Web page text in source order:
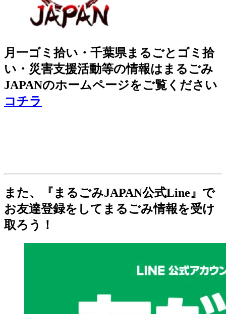
月一ゴミ拾い・千葉県まるごとゴミ拾
い・災害支援活動等の情報はまるごみ
JAPANのホームページをご覧ください
コチラ
また、『まるごみJAPAN公式Line』で
お友達登録をしてまるごみ情報を受け
取ろう！